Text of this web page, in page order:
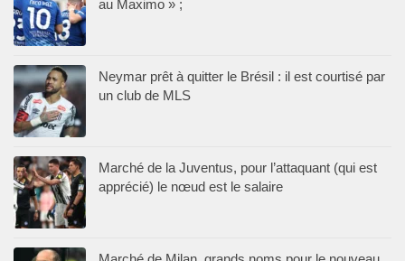
au Maximo » ;
Neymar prêt à quitter le Brésil : il est courtisé par
un club de MLS
Marché de la Juventus, pour l’attaquant (qui est
apprécié) le nœud est le salaire